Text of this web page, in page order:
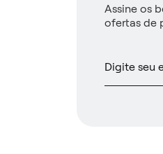
Assine os
ofertas de